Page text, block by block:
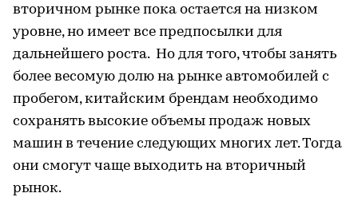
вторичном рынке пока остается на низком
уровне, но имеет все предпосылки для
дальнейшего роста. Но для того, чтобы занять
более весомую долю на рынке автомобилей с
пробегом, китайским брендам необходимо
сохранять высокие объемы продаж новых
машин в течение следующих многих лет. Тогда
они смогут чаще выходить на вторичный
рынок.